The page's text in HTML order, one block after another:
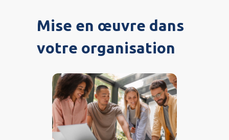
Mise en œuvre dans
votre organisation